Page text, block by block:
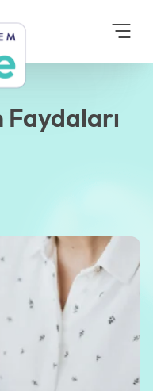
Nelerdir?
Faydaları